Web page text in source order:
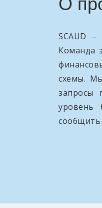
SCAUD
Команда
схемы.
запросы
уровень
сообщить